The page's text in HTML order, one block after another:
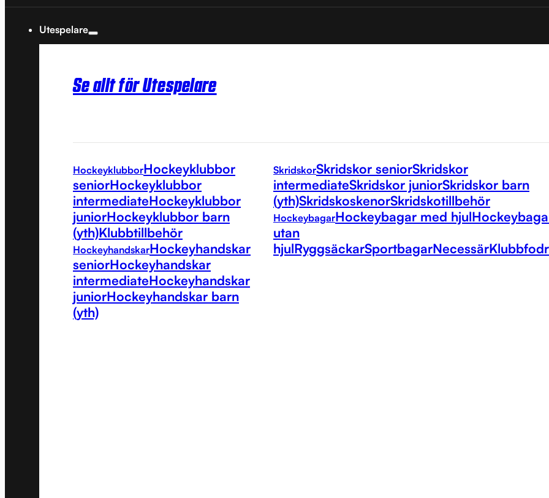
Utespelare
Se allt för Utespelare
HockeyklubborHockeyklubbor
seniorHockeyklubbor
intermediateHockeyklubbor
juniorHockeyklubbor barn
(yth)Klubbtillbehör
HockeyhandskarHockeyhandskar
seniorHockeyhandskar
intermediateHockeyhandskar
juniorHockeyhandskar barn
(yth)
SkridskorSkridskor seniorSkridskor
intermediateSkridskor juniorSkridskor barn
(yth)SkridskoskenorSkridskotillbehör
HockeybagarHockeybagar med hjul
utan
hjulRyggsäckarSportbagarNecessär